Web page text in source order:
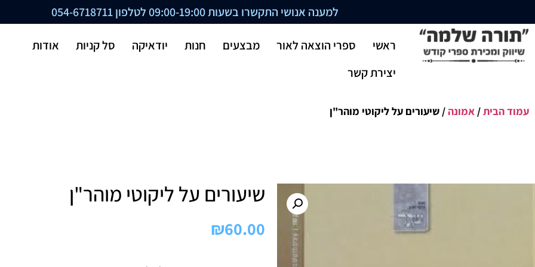
למענה אנושי התקשרו בשעות 09:00-19:00 לטלפון 054-6718711
ראשי ספרי הוצאה לאור מבצעים חנות יודאיקה סל קניות
אודות
יצירת קשר
עמוד הבית/ אמונה/ שיעורים על ליקוטי מוהר"ן
שיעורים על ליקוטי מוהר"ן
₪60.00